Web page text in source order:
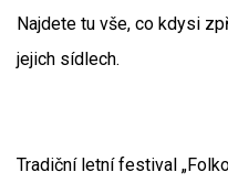
Najdete tu vše, co kdysi
jejich sídlech.
Tradiční letní festival